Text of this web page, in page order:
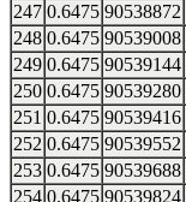
247 0.6475 90538872
248 0.6475 90539008
249 0.6475 90539144
250 0.6475 90539280
251 0.6475 90539416
252 0.6475 90539552
253 0.6475 90539688
254 0.6475 90539824